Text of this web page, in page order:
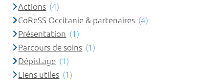
Actions (4)
CoReSS Occitanie & partenaires (4)
Présentation (1)
Parcours de soins (1)
Dépistage (1)
Liens utiles (1)